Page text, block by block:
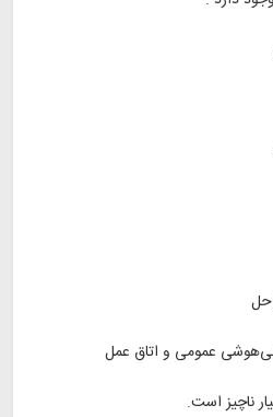
بی‌هوشی عمومی و اتاق عمل
ناچیز است.